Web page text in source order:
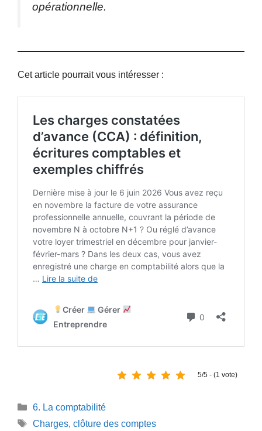
opérationnelle.
Cet article pourrait vous intéresser :
5/5 - (1 vote)
Catégories
6. La comptabilité
Étiquettes
Charges, clôture des comptes